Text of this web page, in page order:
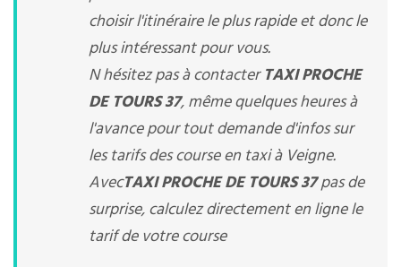
choisir l'itinéraire le plus rapide et donc le
plus intéressant pour vous.
N hésitez pas à contacterTAXI PROCHE
DE TOURS 37, même quelques heures à
l'avance pour tout demande d'infos sur
les tarifs des course en taxi à Veigne.
AvecTAXI PROCHE DE TOURS 37pas de
surprise, calculez directement en ligne le
tarif de votre course